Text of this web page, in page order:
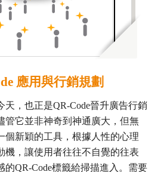
應用與行銷規劃
天，也正是QR-Code晉升廣告行銷
管它並非神奇到神通廣大，但無
個新穎的工具，根據人性的心理
機，讓使用者往往不自覺的往表
的QR-Code標籤給掃描進入。需要